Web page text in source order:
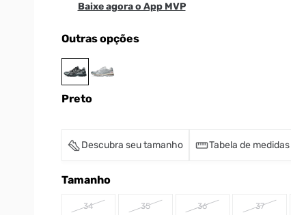
Baixe agora o App MVP
Outras opções
Preto
Descubra seu tamanho Tabela de medidas
Tamanho
34 35 36 37